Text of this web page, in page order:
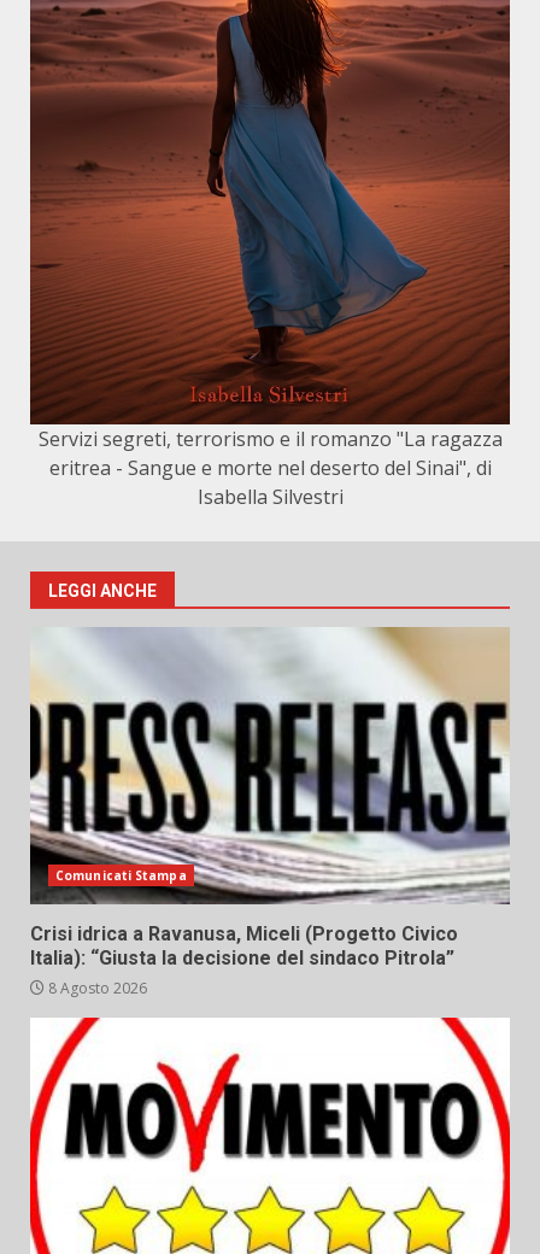
Servizi segreti, terrorismo e il romanzo "La ragazza
eritrea - Sangue e morte nel deserto del Sinai", di
Isabella Silvestri
LEGGI ANCHE
Comunicati Stampa
Crisi idrica a Ravanusa, Miceli (Progetto Civico
Italia): “Giusta la decisione del sindaco Pitrola”
8 Agosto 2026